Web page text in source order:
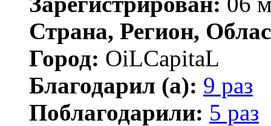
Страна, Регион,
Город: OiLCapitaL
Благодарил (а): 9 раз
Поблагодарили: 5 раз